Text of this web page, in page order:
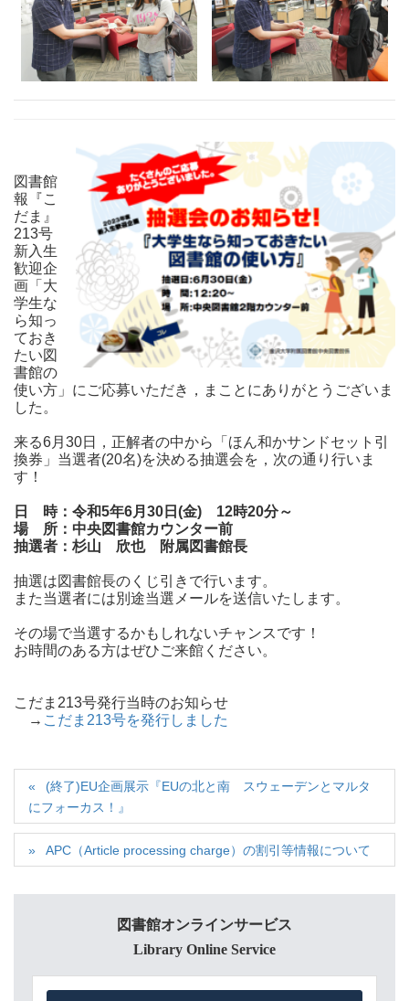
図書館
報『こ
だま』
213号
新入生
歓迎企
画「大
学生な
ら知っ
ておき
たい図
書館の
使い方」にご応募いただき，まことにありがとうございま
した。
来る6月30日，正解者の中から「ほん和かサンドセット引
換券」当選者(20名)を決める抽選会を，次の通り行いま
す！
日 時：令和5年6月30日(金) 12時20分～
場 所：中央図書館カウンター前
抽選者：杉山 欣也 附属図書館長
抽選は図書館長のくじ引きで行います。
また当選者には別途当選メールを送信いたします。
その場で当選するかもしれないチャンスです！
お時間のある方はぜひご来館ください。
こだま213号発行当時のお知らせ
→ こだま213号を発行しました
(終了)EU企画展示『EUの北と南 スウェーデンとマルタ
にフォーカス！』
APC（Article processing charge）の割引等情報について
図書館オンラインサービス
Library Online Service